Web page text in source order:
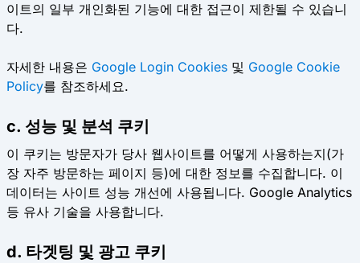
이트의 일부 개인화된 기능에 대한 접근이 제한될 수 있습니
다.
자세한 내용은 Google Login Cookies 및 Google Cookie
Policy를 참조하세요.
c. 성능 및 분석 쿠키
이 쿠키는 방문자가 당사 웹사이트를 어떻게 사용하는지(가
장 자주 방문하는 페이지 등)에 대한 정보를 수집합니다. 이
데이터는 사이트 성능 개선에 사용됩니다. Google Analytics
등 유사 기술을 사용합니다.
d. 타겟팅 및 광고 쿠키